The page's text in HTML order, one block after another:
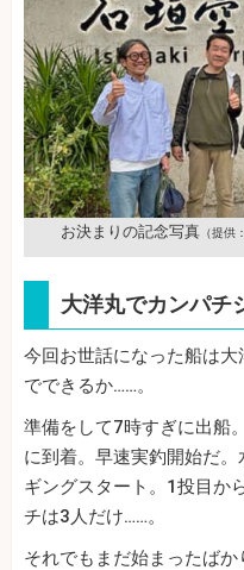
お決まりの記念写真（提供
大洋丸でカンパチ
今回お世話になった船は
でできるか……。
準備をして7時すぎに出船
に到着。早速実釣開始だ
ギングスタート。1投目か
チは3人だけ……。
それでもまだ始まったば